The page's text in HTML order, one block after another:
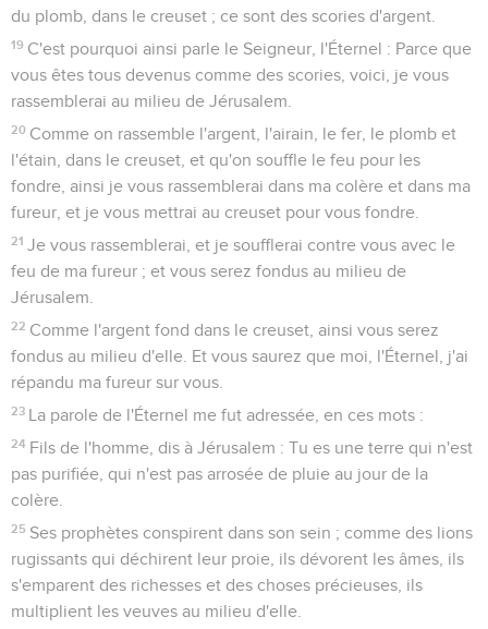
du plomb, dans le creuset ; ce sont des scories d'argent.
19 C'est pourquoi ainsi parle le Seigneur, l'Éternel : Parce que
vous êtes tous devenus comme des scories, voici, je vous
rassemblerai au milieu de Jérusalem.
20 Comme on rassemble l'argent, l'airain, le fer, le plomb et
l'étain, dans le creuset, et qu'on souffle le feu pour les
fondre, ainsi je vous rassemblerai dans ma colère et dans ma
fureur, et je vous mettrai au creuset pour vous fondre.
21 Je vous rassemblerai, et je soufflerai contre vous avec le
feu de ma fureur ; et vous serez fondus au milieu de
Jérusalem.
22 Comme l'argent fond dans le creuset, ainsi vous serez
fondus au milieu d'elle. Et vous saurez que moi, l'Éternel, j'ai
répandu ma fureur sur vous.
23 La parole de l'Éternel me fut adressée, en ces mots :
24 Fils de l'homme, dis à Jérusalem : Tu es une terre qui n'est
pas purifiée, qui n'est pas arrosée de pluie au jour de la
colère.
25 Ses prophètes conspirent dans son sein ; comme des lions
rugissants qui déchirent leur proie, ils dévorent les âmes, ils
s'emparent des richesses et des choses précieuses, ils
multiplient les veuves au milieu d'elle.